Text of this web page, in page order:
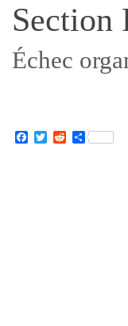
Section
Échec
Facebook
TwitterRedditPartager